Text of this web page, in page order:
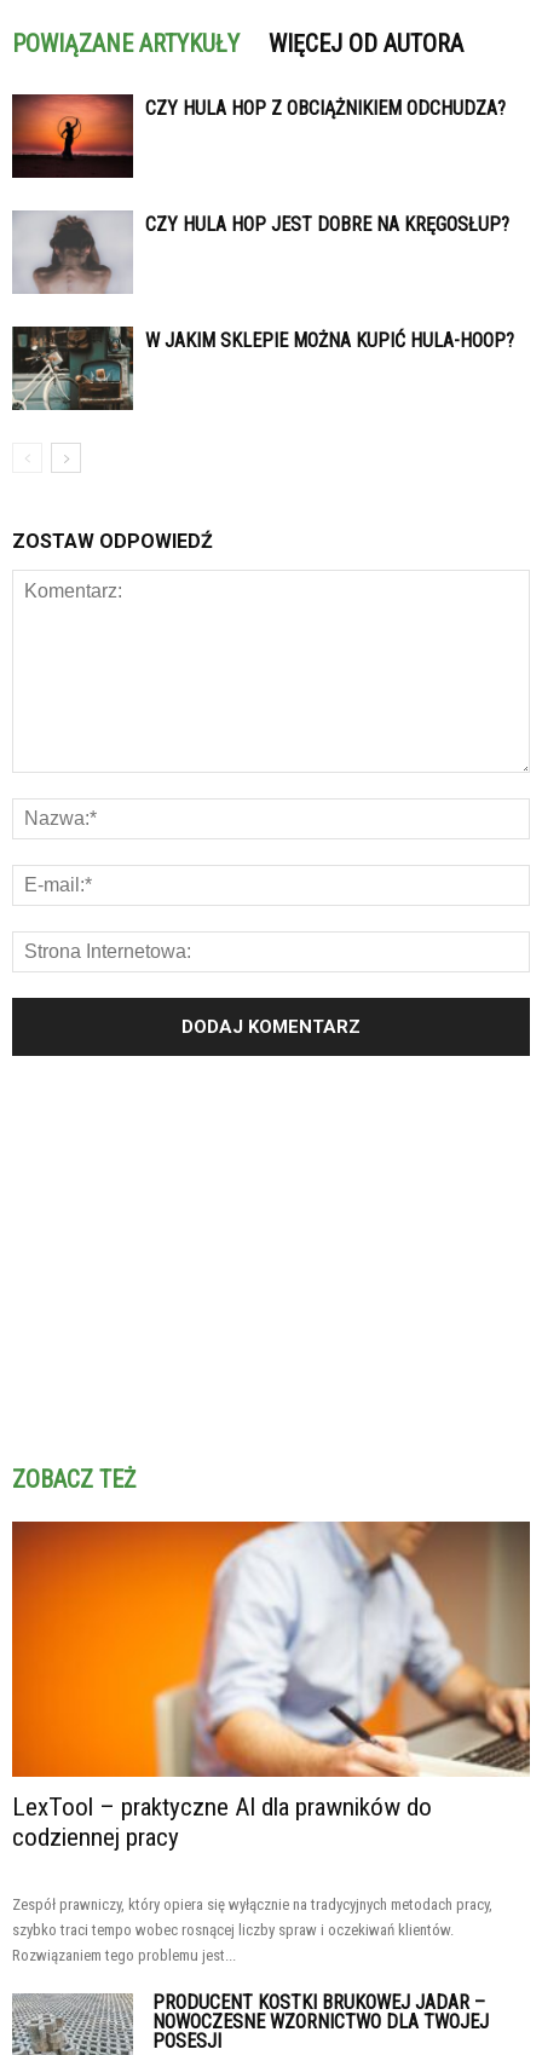
POWIĄZANE ARTYKUŁY WIĘCEJ OD AUTORA
CZY HULA HOP Z OBCIĄŻNIKIEM ODCHUDZA?
CZY HULA HOP JEST DOBRE NA KRĘGOSŁUP?
W JAKIM SKLEPIE MOŻNA KUPIĆ HULA-HOOP?
ZOSTAW ODPOWIEDŹ
ZOBACZ TEŻ
LexTool – praktyczne AI dla prawników do
codziennej pracy
Zespół prawniczy, który opiera się wyłącznie na tradycyjnych metodach pracy,
szybko traci tempo wobec rosnącej liczby spraw i oczekiwań klientów.
Rozwiązaniem tego problemu jest...
PRODUCENT KOSTKI BRUKOWEJ JADAR –
NOWOCZESNE WZORNICTWO DLA TWOJEJ
POSESJI